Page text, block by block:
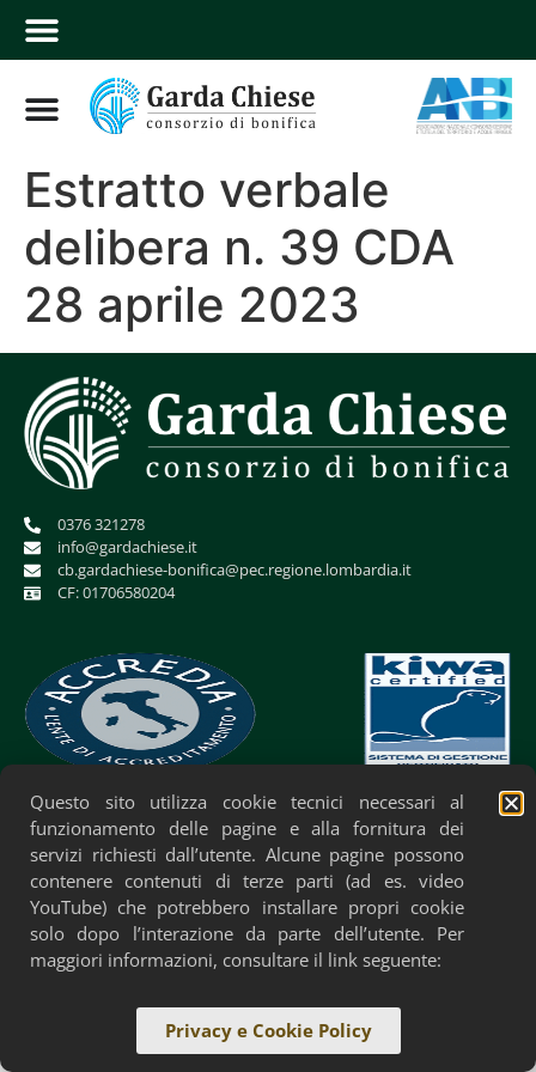
Estratto verbale
delibera n. 39 CDA
28 aprile 2023
0376 321278
info@gardachiese.it
cb.gardachiese-bonifica@pec.regione.lombardia.it
CF: 01706580204
Privacy Policy Cookie Policy Accessibilità
Questo sito utilizza cookie tecnici necessari al
funzionamento delle pagine e alla fornitura dei
servizi richiesti dall’utente. Alcune pagine possono
contenere contenuti di terze parti (ad es. video
YouTube) che potrebbero installare propri cookie
solo dopo l’interazione da parte dell’utente. Per
maggiori informazioni, consultare il link seguente:
Privacy e Cookie Policy